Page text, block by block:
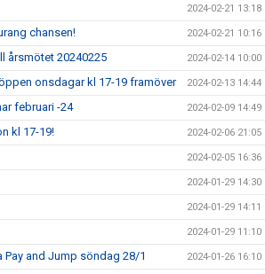
2024-02-21 13:18
chansen! 2024-02-21 10:16
årsmötet 20240225 2024-02-14 10:00
onsdagar kl 17-19 framöver 2024-02-13 14:44
februari -24 2024-02-09 14:49
kl 17-19! 2024-02-06 21:05
2024-02-05 16:36
2024-01-29 14:30
2024-01-29 14:11
2024-01-29 11:10
and Jump söndag 28/1 2024-01-26 16:10